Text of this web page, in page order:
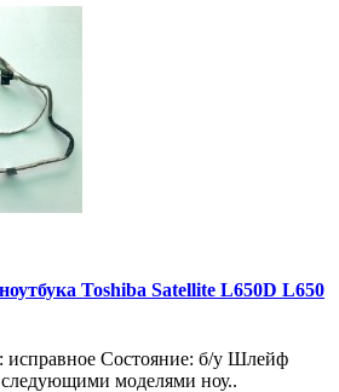
Toshiba Satellite L650D L650
исправное Состояние: б/у Шлейф
моделями ноу..